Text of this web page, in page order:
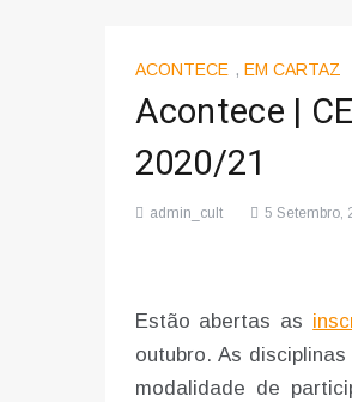
ACONTECE , EM CARTAZ
Acontece |
2020/21
admin_cult 5 Setembro,
Estão abertas as
outubro. As
modalidade de